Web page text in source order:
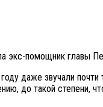
экс-помощник главы
даже звучали
до такой